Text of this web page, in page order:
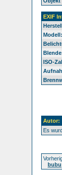
EXIF
Modell:
ISO-
Autor:
Es
bubu